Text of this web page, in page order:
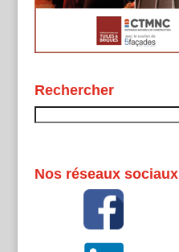
Rechercher
Nos réseaux sociaux